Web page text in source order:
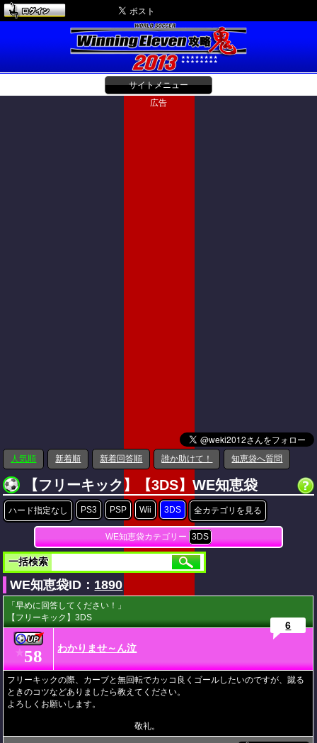
サイトメニュー
広告
人気順 新着順 新着回答順 誰か助けて！ 知恵袋へ質問
【フリーキック】【3DS】WE知恵袋
ハード指定なし PS3 PSP Wii 3DS 全カテゴリを見る
WE知恵袋カテゴリー 3DS
一括検索
WE知恵袋ID： 1890
「早めに回答してください！」
【フリーキック】3DS
★58 わかりませ～ん泣
6
フリーキックの際、カーブと無回転でカッコ良くゴールしたいのですが、蹴る
ときのコツなどありましたら教えてください。
よろしくお願いします。
敬礼。